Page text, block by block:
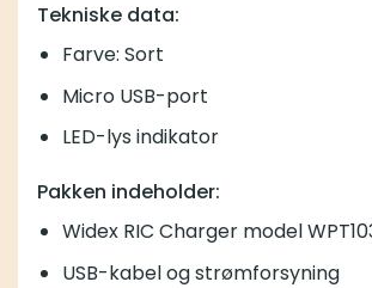
Tekniske data:
Farve: Sort
Micro USB-port
LED-lys indikator
Pakken indeholder:
Widex RIC Charger model
USB-kabel og strømforsyning